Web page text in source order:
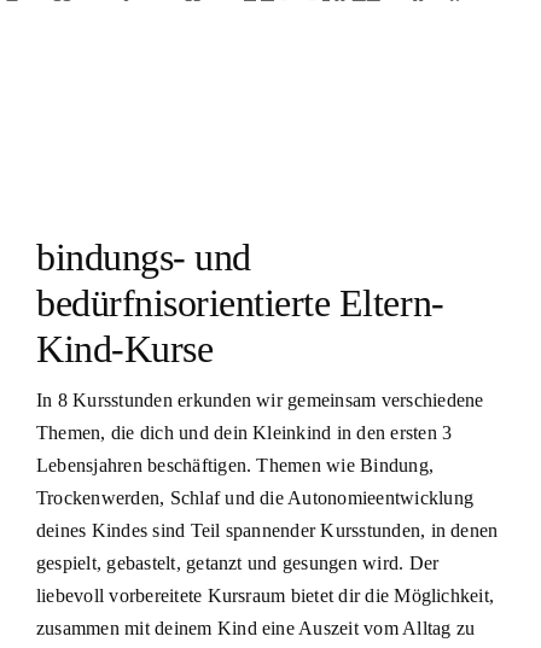
bindungs- und
bedürfnisorientierte Eltern-
Kind-Kurse
In 8 Kursstunden erkunden wir gemeinsam verschiedene
Themen, die dich und dein Kleinkind in den ersten 3
Lebensjahren beschäftigen. Themen wie Bindung,
Trockenwerden, Schlaf und die Autonomieentwicklung
deines Kindes sind Teil spannender Kursstunden, in denen
gespielt, gebastelt, getanzt und gesungen wird. Der
liebevoll vorbereitete Kursraum bietet dir die Möglichkeit,
zusammen mit deinem Kind eine Auszeit vom Alltag zu